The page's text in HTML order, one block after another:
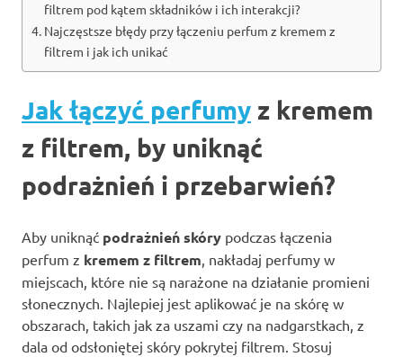
filtrem pod kątem składników i ich interakcji?
Najczęstsze błędy przy łączeniu perfum z kremem z
filtrem i jak ich unikać
Jak łączyć perfumy z kremem
z filtrem, by uniknąć
podrażnień i przebarwień?
Aby uniknąć podrażnień skóry podczas łączenia
perfum z kremem z filtrem, nakładaj perfumy w
miejscach, które nie są narażone na działanie promieni
słonecznych. Najlepiej jest aplikować je na skórę w
obszarach, takich jak za uszami czy na nadgarstkach, z
dala od odsłoniętej skóry pokrytej filtrem. Stosuj